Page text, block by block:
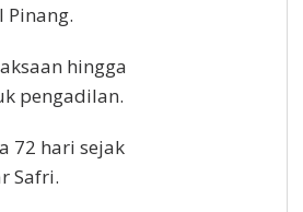
Pinang.
hingga
pengadilan.
72 hari sejak
Safri.